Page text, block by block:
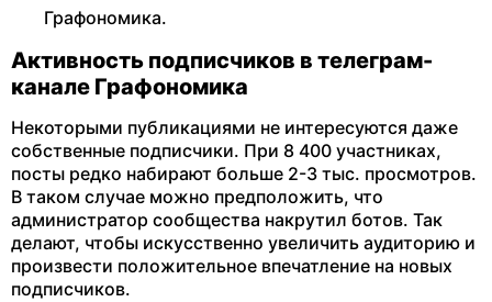
Графономика.
Активность подписчиков в телеграм-
канале Графономика
Некоторыми публикациями не интересуются даже
собственные подписчики. При 8 400 участниках,
посты редко набирают больше 2-3 тыс. просмотров.
В таком случае можно предположить, что
администратор сообщества накрутил ботов. Так
делают, чтобы искусственно увеличить аудиторию и
произвести положительное впечатление на новых
подписчиков.